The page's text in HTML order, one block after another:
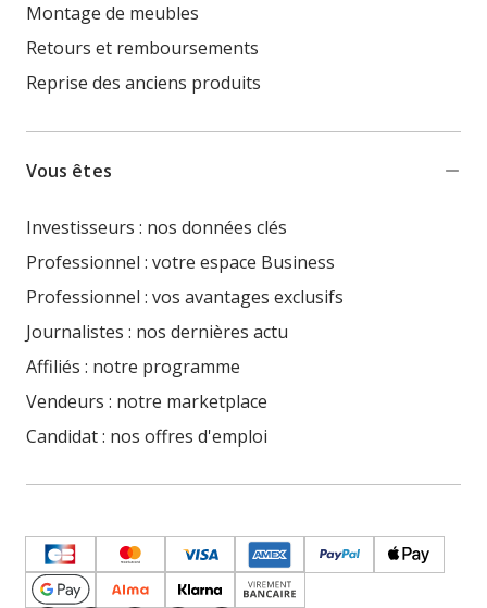
Montage de meubles
Retours et remboursements
Reprise des anciens produits
Vous êtes
Investisseurs : nos données clés
Professionnel : votre espace Business
Professionnel : vos avantages exclusifs
Journalistes : nos dernières actu
Affiliés : notre programme
Vendeurs : notre marketplace
Candidat : nos offres d'emploi